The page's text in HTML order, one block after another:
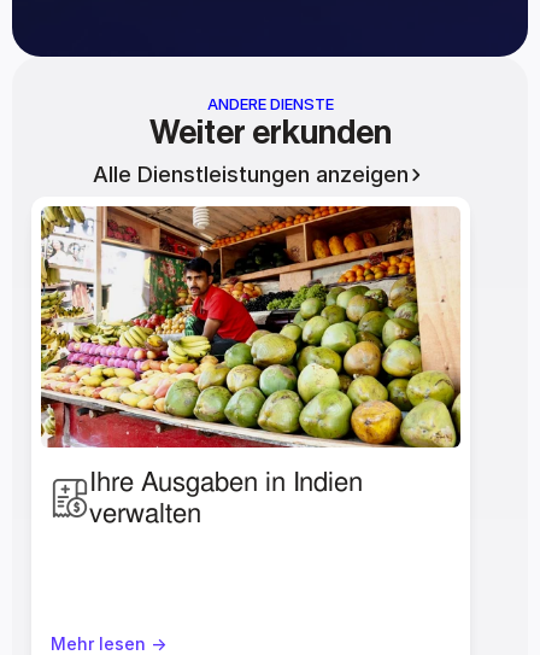
ANDERE DIENSTE
Weiter erkunden
Alle Dienstleistungen anzeigen
Ihre Ausgaben in Indien
verwalten
Mehr lesen ->